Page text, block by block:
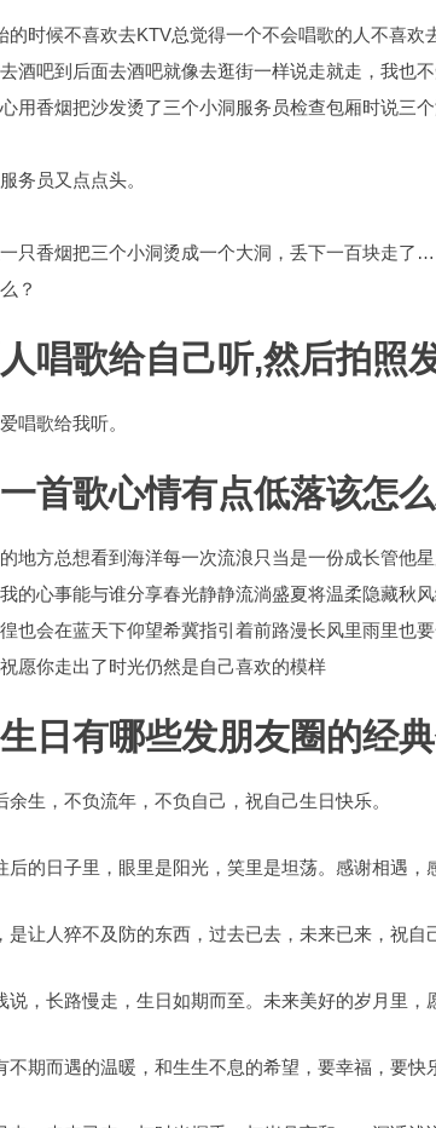
的时候不喜欢去KTV总觉得一个不会唱歌的人不喜
酒吧到后面去酒吧就像去逛街一样说走就走，我也
用香烟把沙发烫了三个小洞服务员检查包厢时说三
务员又点点头。
只香烟把三个小洞烫成一个大洞，丢下一百块走
？
唱歌给自己听,然后拍照
唱歌给我听。
首歌心情有点低落该怎
地方总想看到海洋每一次流浪只当是一份成长管他
的心事能与谁分享春光静静流淌盛夏将温柔隐藏秋
也会在蓝天下仰望希冀指引着前路漫长风里雨里也
愿你走出了时光仍然是自己喜欢的模样
日有哪些发朋友圈的经
余生，不负流年，不负自己，祝自己生日快乐。
后的日子里，眼里是阳光，笑里是坦荡。感谢相遇，
是让人猝不及防的东西，过去已去，未来已来，祝自
说，长路慢走，生日如期而至。未来美好的岁月里，
不期而遇的温暖，和生生不息的希望，要幸福，要快